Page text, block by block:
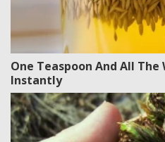
One Teaspoon And All The
Instantly